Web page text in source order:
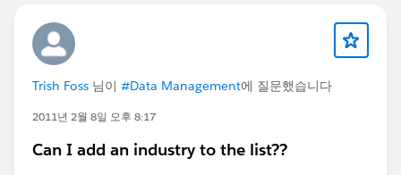
Trish Foss 님이 #Data Management에 질문했습니다
2011년 2월 8일 오후 8:17
Can I add an industry to the list??